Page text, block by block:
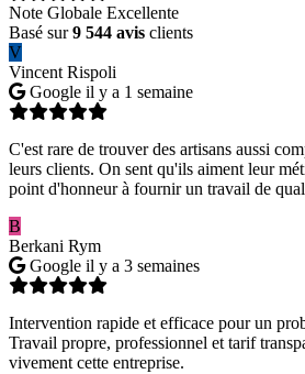
Note Globale Excellente
Basé sur9 544 avis clients
V
Vincent Rispoli
Google il y a 1 semaine
C'est rare de trouver des artisans aussi
leurs clients. On sent qu'ils aiment leur
point d'honneur à fournir un travail de
B
Berkani Rym
Google il y a 3 semaines
Intervention rapide et efficace pour un
Travail propre, professionnel et tarif
vivement cette entreprise.